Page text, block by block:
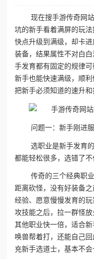
现在搜手游传奇网
坑的新手看着满屏的玩
快点升级到满级，却卡
装备，结果属性不对白
手发育都有固定的规律
新手也能快速满级，顺
把新手必须知道的速升和
问题一：新手刚进
选职业是新手发育
都能轻松很多，选错了不
传奇的三个经典职
距离砍怪，没有好装备
经验、愿意慢慢发育的
攻技能之后，拉一群怪
其他职业快一倍，适合
唤兽帮着打，还能自己
充新手选道士，基本不会